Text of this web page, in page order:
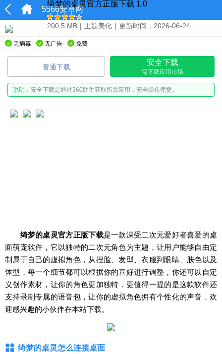
5566安卓网
绮梦的桌灵官方正版下载 1.0
200.5 MB | 主题美化 | 更新时间：2026-06-24
无病毒 无广告 免费
普通下载
安全下载
需下载应用市场
说明： 安全下载是通过360助手获取所需应用，安全绿色便捷。
绮梦的桌灵官方正版下载是一款深受二次元爱好者喜爱的桌
面萌宠软件，它以独特的二次元角色为主题，让用户能够自由定
制属于自己的虚拟角色，从捏脸、发型、衣服到眼睛、肤色以及
体型，每一个细节都可以根据你的喜好进行调整，你还可以自定
义创作素材，让你的角色更加独特，更值得一提的是这款软件还
支持录制专属的语音包，让你的虚拟角色拥有个性化的声音，欢
迎感兴趣的小伙伴在本站下载。
绮梦的桌灵怎么连接桌面